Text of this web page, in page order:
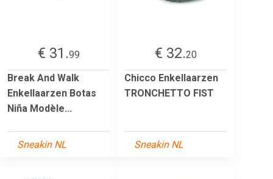
€ 31.99
Break And Walk
Enkellaarzen Botas
Niña Modèle...
Sneakin NL
€ 32.20
Chicco Enkellaarzen
TRONCHETTO FIST
Sneakin NL